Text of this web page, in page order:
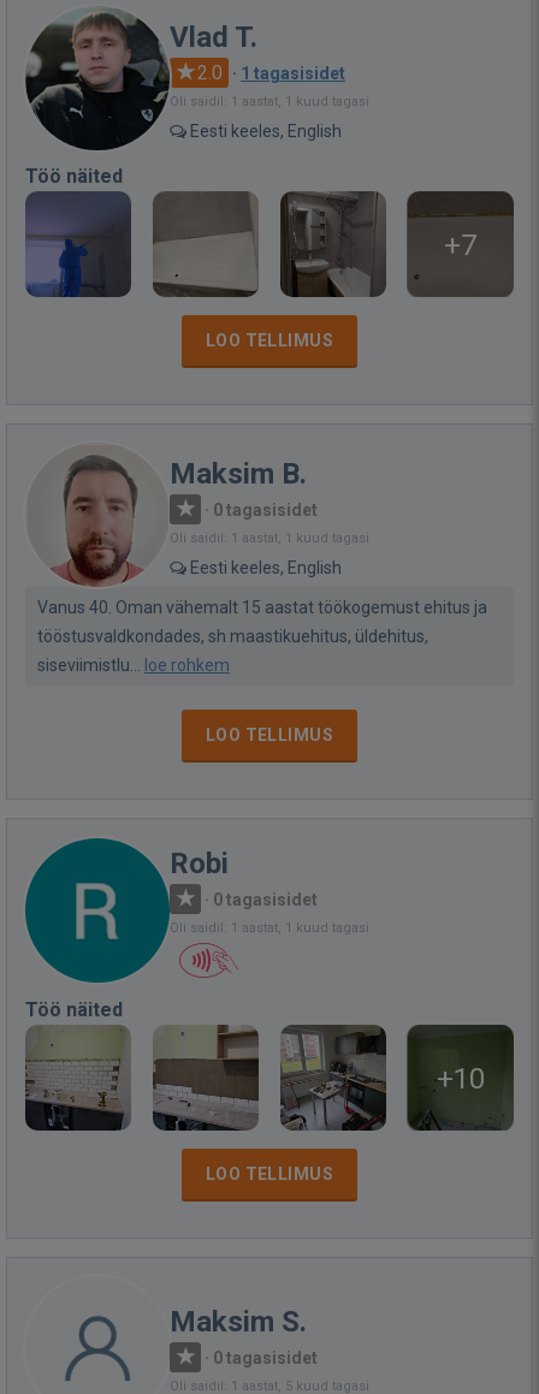
Vlad T.
2.0 · 1 tagasisidet
Oli saidil: 1 aastat, 1 kuud tagasi
Eesti keeles, English
Töö näited
+7
LOO TELLIMUS
Maksim B.
· 0 tagasisidet
Oli saidil: 1 aastat, 1 kuud tagasi
Eesti keeles, English
Vanus 40. Oman vähemalt 15 aastat töökogemust ehitus ja
tööstusvaldkondades, sh maastikuehitus, üldehitus,
siseviimistlu...
loe rohkem
LOO TELLIMUS
Robi
· 0 tagasisidet
Oli saidil: 1 aastat, 1 kuud tagasi
Töö näited
+10
LOO TELLIMUS
Maksim S.
· 0 tagasisidet
Oli saidil: 1 aastat, 5 kuud tagasi